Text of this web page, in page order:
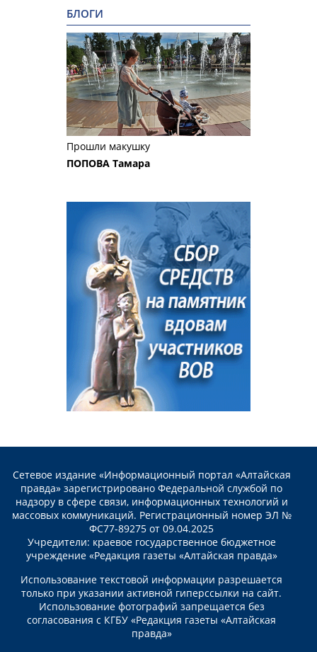
БЛОГИ
Прошли макушку
ПОПОВА Тамара
Сетевое издание «Информационный портал «Алтайская
правда» зарегистрировано Федеральной службой по
надзору в сфере связи, информационных технологий и
массовых коммуникаций. Регистрационный номер ЭЛ №
ФС77-89275 от 09.04.2025
Учредители: краевое государственное бюджетное
учреждение «Редакция газеты «Алтайская правда»
Использование текстовой информации разрешается
только при указании активной гиперссылки на сайт.
Использование фотографий запрещается без
согласования с КГБУ «Редакция газеты «Алтайская
правда»